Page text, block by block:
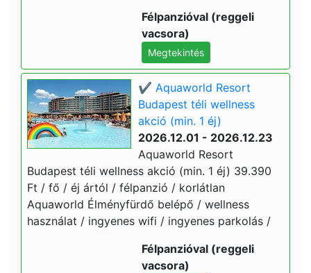
Félpanzióval (reggeli
vacsora)
Megtekintés
✔️ Aquaworld Resort
Budapest téli wellness
akció (min. 1 éj)
2026.12.01 - 2026.12.23
Aquaworld Resort
Budapest téli wellness akció (min. 1 éj) 39.390
Ft / fő / éj ártól / félpanzió / korlátlan
Aquaworld Élményfürdő belépő / wellness
használat / ingyenes wifi / ingyenes parkolás /
Félpanzióval (reggeli
vacsora)